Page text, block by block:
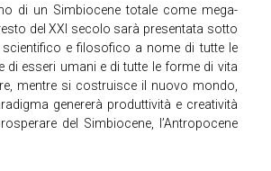
di un Simbiocene totale come mega-
del XXI secolo sarà presentata sotto
e filosofico a nome di tutte le
di esseri umani e di tutte le forme di vita
mentre si costruisce il nuovo mondo,
genererà produttività e creatività
del Simbiocene, l’Antropocene